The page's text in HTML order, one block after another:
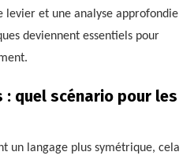
levier et une analyse approfondie
deviennent essentiels pour
quel scénario pour les
un langage plus symétrique, cela